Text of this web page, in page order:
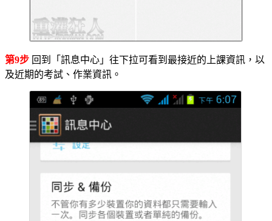
第9步 回到「訊息中心」往下拉可看到最接近的上課資訊，以
及近期的考試、作業資訊。